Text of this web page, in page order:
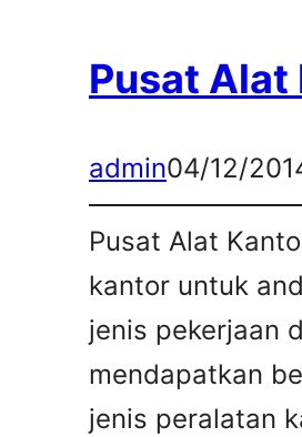
Pusat
admin04/12/
Pusat Alat
kantor untuk
jenis pekerjaan
mendapatkan
jenis peralatan